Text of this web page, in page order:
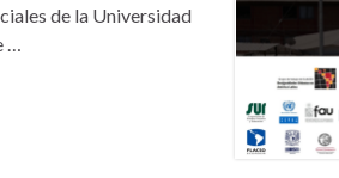
de la Universidad
…